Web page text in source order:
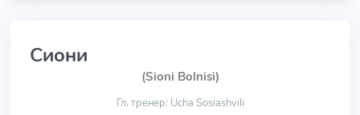
Сиони
(Sioni Bolnisi)
Гл. тренер: Ucha Sosiashvili